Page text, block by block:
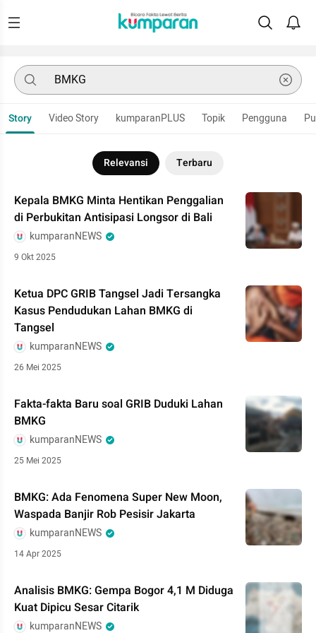
Story Video Story kumparanPLUS Topik Pengguna
Relevansi Terbaru
Kepala BMKG Minta Hentikan Penggalian
di Perbukitan Antisipasi Longsor di Bali
kumparanNEWS
9 Okt 2025
Ketua DPC GRIB Tangsel Jadi Tersangka
Kasus Pendudukan Lahan BMKG di
Tangsel
kumparanNEWS
26 Mei 2025
Fakta-fakta Baru soal GRIB Duduki Lahan
BMKG
kumparanNEWS
25 Mei 2025
BMKG: Ada Fenomena Super New Moon,
Waspada Banjir Rob Pesisir Jakarta
kumparanNEWS
14 Apr 2025
Analisis BMKG: Gempa Bogor 4,1 M Diduga
Kuat Dipicu Sesar Citarik
kumparanNEWS